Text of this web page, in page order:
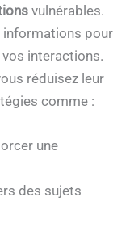
vulnérables.
informations pour
interactions.
réduisez leur
comme :
une
des sujets